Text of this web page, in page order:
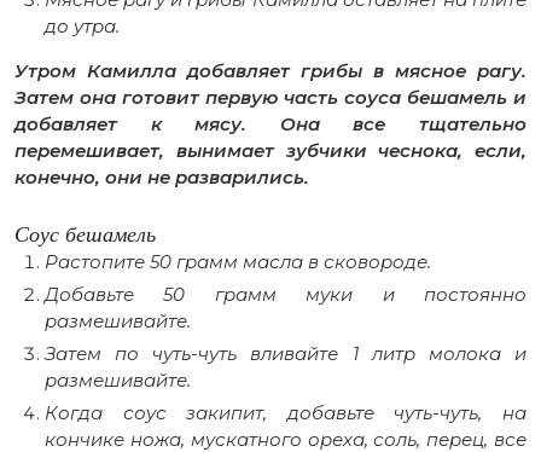
до утра.
Утром Камилла добавляет грибы в мясное рагу.
Затем она готовит первую часть соуса бешамель и
добавляет к мясу. Она все тщательно
перемешивает, вынимает зубчики чеснока, если,
конечно, они не разварились.
Соус бешамель
Растопите 50 грамм масла в сковороде.
Добавьте 50 грамм муки и постоянно
размешивайте.
Затем по чуть-чуть вливайте 1 литр молока и
размешивайте.
Когда соус закипит, добавьте чуть-чуть, на
кончике ножа, мускатного ореха, соль, перец, все